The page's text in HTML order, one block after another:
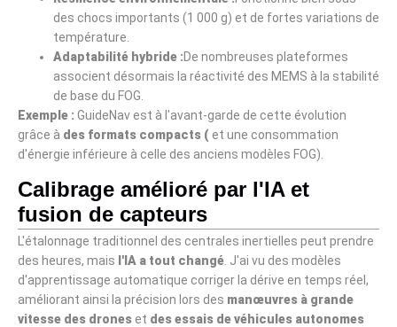
des chocs importants (1 000 g) et de fortes variations de
température.
Adaptabilité hybride :De nombreuses plateformes
associent désormais la réactivité des MEMS à la stabilité
de base du FOG.
Exemple : GuideNav est à l'avant-garde de cette évolution
grâce à des formats compacts ( et une consommation
d'énergie inférieure à celle des anciens modèles FOG).
Calibrage amélioré par l'IA et
fusion de capteurs
L'étalonnage traditionnel des centrales inertielles peut prendre
des heures, mais l'IA a tout changé . J'ai vu des modèles
d'apprentissage automatique corriger la dérive en temps réel,
améliorant ainsi la précision lors des manœuvres à grande
vitesse des drones et des essais de véhicules autonomes